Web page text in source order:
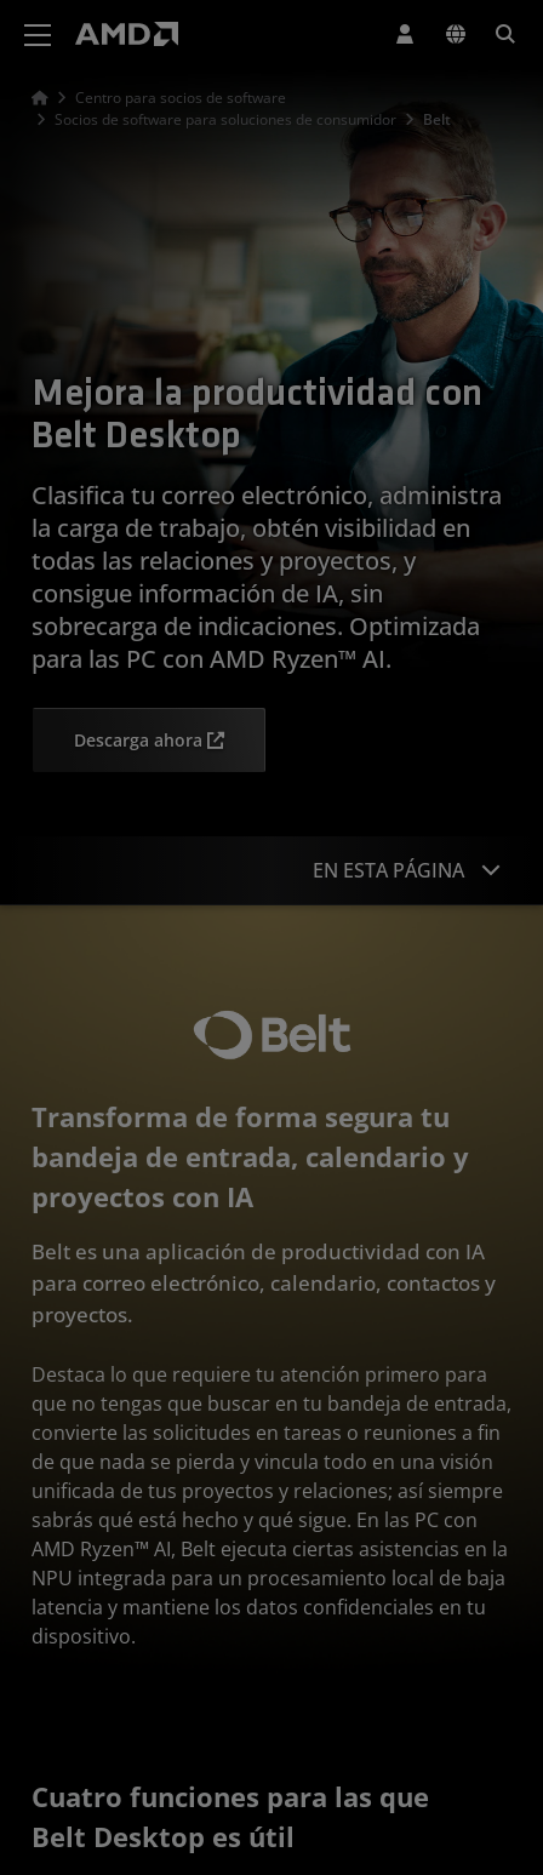
Centro para socios de software
Socios de software para soluciones de consumidor
Belt
Mejora la productividad con
Belt Desktop
Clasifica tu correo electrónico, administra
la carga de trabajo, obtén visibilidad en
todas las relaciones y proyectos, y
consigue información de IA, sin
sobrecarga de indicaciones. Optimizada
para las PC con AMD Ryzen™ AI.
Descarga ahora
EN ESTA PÁGINA
Transforma de forma segura tu
bandeja de entrada, calendario y
proyectos con IA
Belt es una aplicación de productividad con IA
para correo electrónico, calendario, contactos y
proyectos.
Destaca lo que requiere tu atención primero para
que no tengas que buscar en tu bandeja de entrada,
convierte las solicitudes en tareas o reuniones a fin
de que nada se pierda y vincula todo en una visión
unificada de tus proyectos y relaciones; así siempre
sabrás qué está hecho y qué sigue. En las PC con
AMD Ryzen™ AI, Belt ejecuta ciertas asistencias en la
NPU integrada para un procesamiento local de baja
latencia y mantiene los datos confidenciales en tu
dispositivo.
Cuatro funciones para las que
Belt Desktop es útil